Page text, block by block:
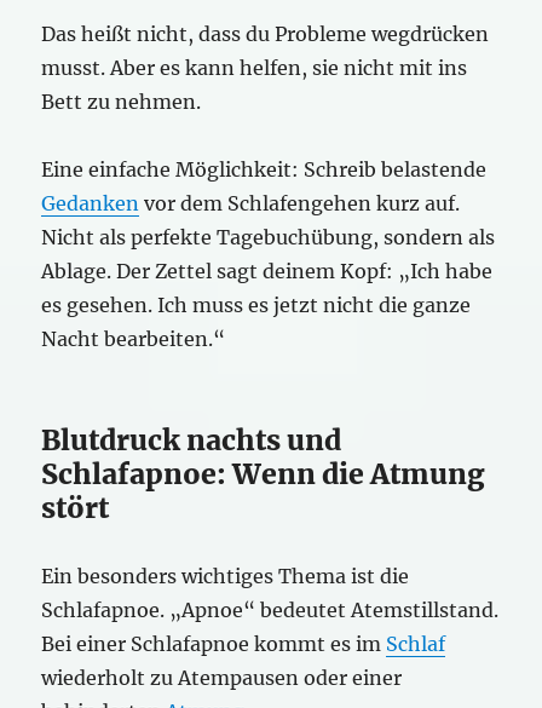
Das heißt nicht, dass du Probleme wegdrücken
musst. Aber es kann helfen, sie nicht mit ins
Bett zu nehmen.
Eine einfache Möglichkeit: Schreib belastende
Gedanken vor dem Schlafengehen kurz auf.
Nicht als perfekte Tagebuchübung, sondern als
Ablage. Der Zettel sagt deinem Kopf: „Ich habe
es gesehen. Ich muss es jetzt nicht die ganze
Nacht bearbeiten.“
Blutdruck nachts und
Schlafapnoe: Wenn die Atmung
stört
Ein besonders wichtiges Thema ist die
Schlafapnoe. „Apnoe“ bedeutet Atemstillstand.
Bei einer Schlafapnoe kommt es im Schlaf
wiederholt zu Atempausen oder einer